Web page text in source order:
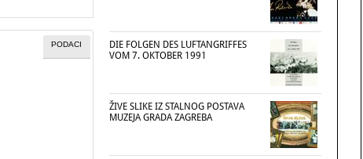
PODACI
DIE FOLGEN DES LUFTANGRIFFES
VOM 7. OKTOBER 1991
ŽIVE SLIKE IZ STALNOG POSTAVA
MUZEJA GRADA ZAGREBA